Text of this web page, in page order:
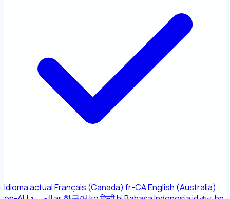
Idioma actualFrançais (Canada) fr-CAEnglish (Australia)